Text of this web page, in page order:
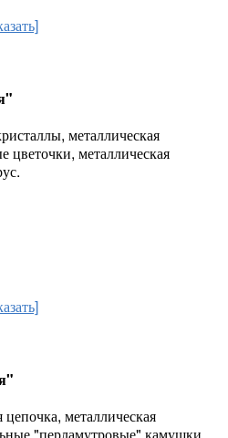
металлическая
цветочки, металлическая
металлическая